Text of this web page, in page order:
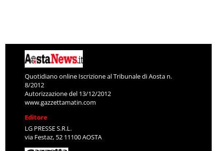
Quotidiano online Iscrizione al Tribunale di Aosta n.
8/2012
Autorizzazione del 13/12/2012
www.gazzettamatin.com
Editore
LG PRESSE S.R.L.
via Festaz, 52 11100 AOSTA